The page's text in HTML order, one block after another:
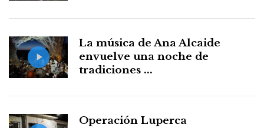
La música de Ana Alcaide
envuelve una noche de
tradiciones ...
Operación Luperca